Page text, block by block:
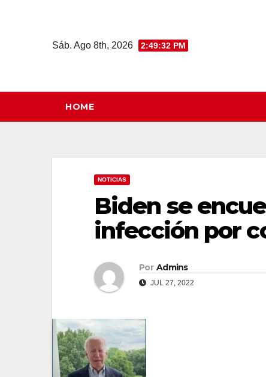
Sáb. Ago 8th, 2026 2:49:33 PM
HOME
NOTICIAS
Biden se
infección por
Por Admins
JUL 27, 2022